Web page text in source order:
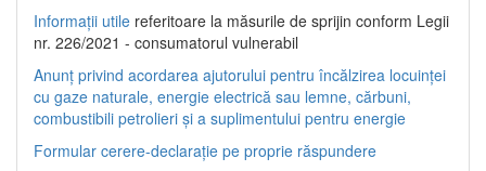
Informații utile referitoare la măsurile de sprijin conform Legii
nr. 226/2021 - consumatorul vulnerabil
Anunț privind acordarea ajutorului pentru încălzirea locuinței
cu gaze naturale, energie electrică sau lemne, cărbuni,
combustibili petrolieri și a suplimentului pentru energie
Formular cerere-declarație pe proprie răspundere